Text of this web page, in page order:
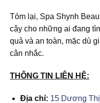
Tóm lại, Spa Shynh
cậy cho những ai đang
quả và an toàn, mặc dù
cân nhắc.
THÔNG TIN LIÊN HỆ:
Địa chỉ: 15 Dương